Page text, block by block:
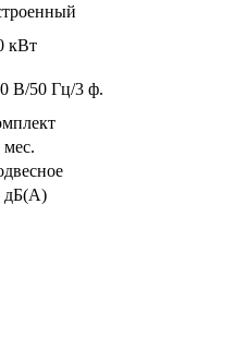
кВт
В/50 Гц/3 ф.
мес.
дБ(А)